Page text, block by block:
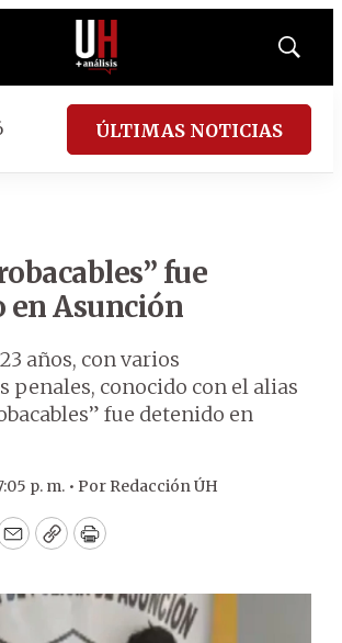
Mostrar
ÚLTIMAS NOTICIAS
fue
en Asunción
años, con varios
penales, conocido con el alias
fue detenido en
p. m. • Por Redacción ÚH
EmailCopyPrint